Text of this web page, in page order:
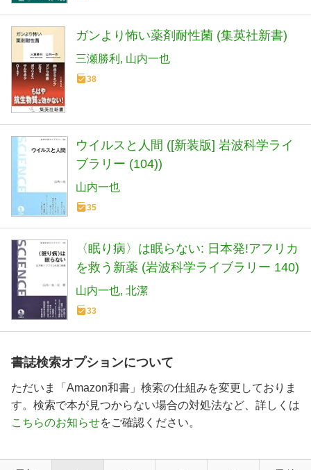
ガンより怖い薬剤耐性菌 (集英社新書)
三瀬勝利 山内一也
38
ウイルスと人間 ([新装版] 岩波科学ライ
ブラリー (104))
山内一也
35
〈眠り病〉は眠らない: 日本発!アフリカ
を救う新薬 (岩波科学ライブラリー 140)
山内一也 北潔
33
書誌検索オプションについて
ただいま「Amazon和書」検索の仕組みを変更しておりま
す。検索で本が見つからない場合の対処法など、詳しくは
こちらのお知らせをご確認ください。